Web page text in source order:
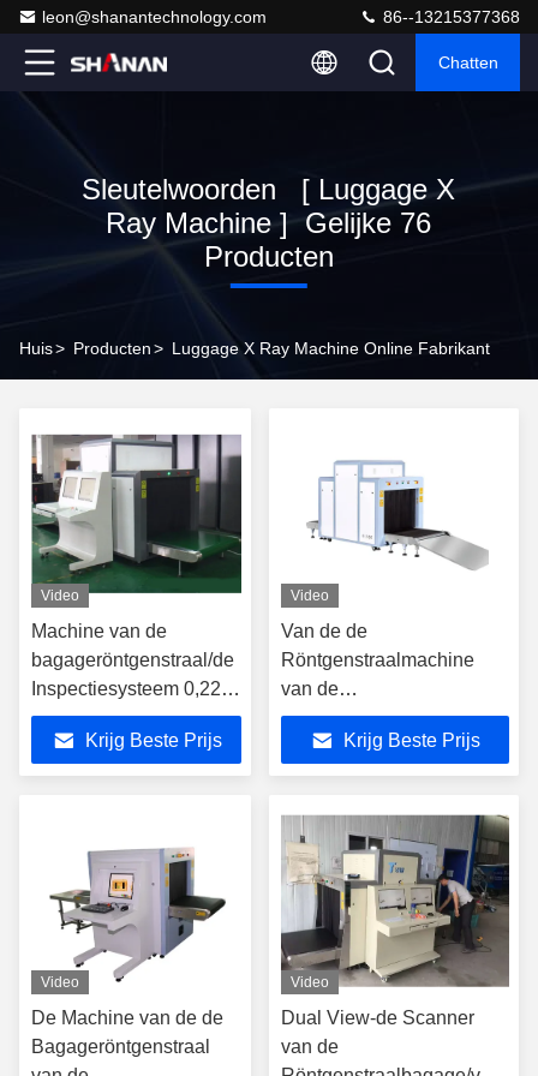
leon@shanantechnology.com 86--13215377368
Chatten
Sleutelwoorden [ Luggage X
Ray Machine ] Gelijke 76
Producten
Huis> Producten> Luggage X Ray Machine Online Fabrikant
Video
Machine van de
bagageröntgenstraal/de
Inspectiesysteem 0,22
van de
Röntgenstraalbagage
M/S-Snelheid
Krijg Beste Prijs
Video
Van de de
Röntgenstraalmachine
van de
veiligheidscontrolebagage
de Ladingsgary
Kleurencapaciteit binnen
Krijg Beste Prijs
Video
De Machine van de de
Bagageröntgenstraal
Video
Dual View-de Scanner
van de